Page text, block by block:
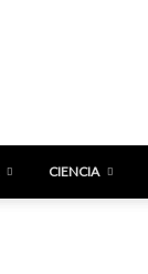
CIENCIA